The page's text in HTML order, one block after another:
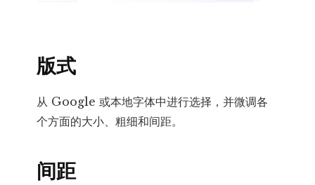
版式
从 Google 或本地字体中进行选择，并微调各
个方面的大小、粗细和间距。
间距